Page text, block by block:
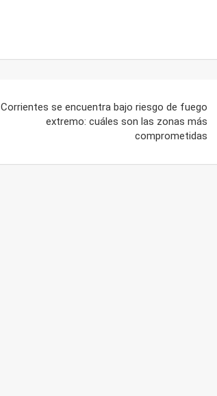
Corrientes se encuentra bajo riesgo de fuego
extremo: cuáles son las zonas más
comprometidas